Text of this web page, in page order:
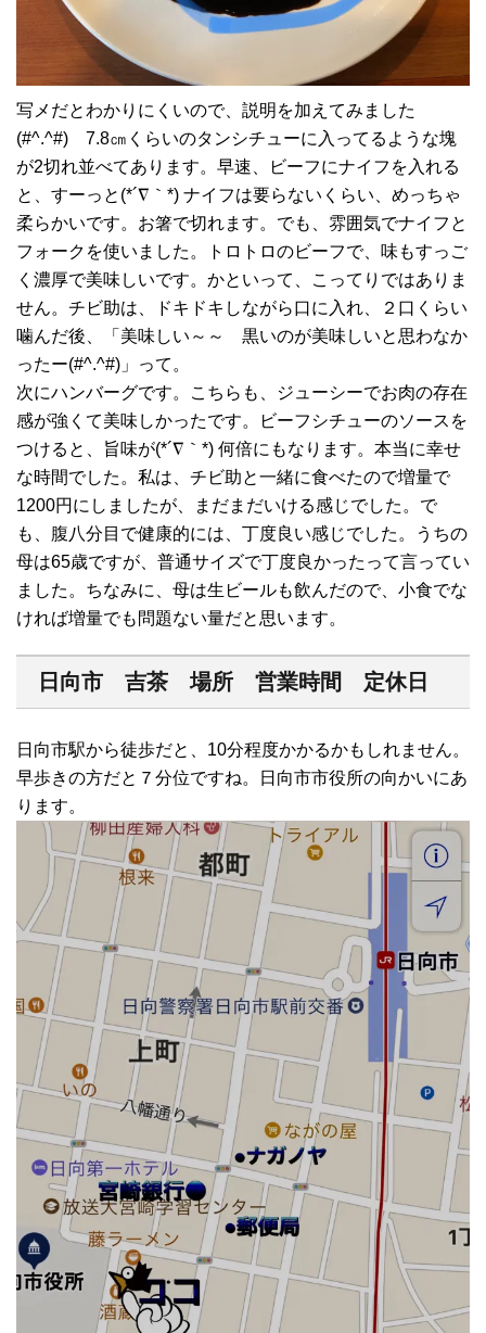
写メだとわかりにくいので、説明を加えてみました
(#^.^#) 7.8㎝くらいのタンシチューに入ってるような塊
が2切れ並べてあります。早速、ビーフにナイフを入れる
と、すーっと(*´∇｀*) ナイフは要らないくらい、めっちゃ
柔らかいです。お箸で切れます。でも、雰囲気でナイフと
フォークを使いました。トロトロのビーフで、味もすっご
く濃厚で美味しいです。かといって、こってりではありま
せん。チビ助は、ドキドキしながら口に入れ、２口くらい
噛んだ後、「美味しい～～ 黒いのが美味しいと思わなか
ったー(#^.^#)」って。
次にハンバーグです。こちらも、ジューシーでお肉の存在
感が強くて美味しかったです。ビーフシチューのソースを
つけると、旨味が(*´∇｀*) 何倍にもなります。本当に幸せ
な時間でした。私は、チビ助と一緒に食べたので増量で
1200円にしましたが、まだまだいける感じでした。で
も、腹八分目で健康的には、丁度良い感じでした。うちの
母は65歳ですが、普通サイズで丁度良かったって言ってい
ました。ちなみに、母は生ビールも飲んだので、小食でな
ければ増量でも問題ない量だと思います。
日向市 吉茶 場所 営業時間 定休日
日向市駅から徒歩だと、10分程度かかるかもしれません。
早歩きの方だと７分位ですね。日向市市役所の向かいにあ
ります。